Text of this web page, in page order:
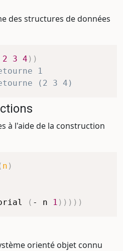
des structures de données
2 3 4 ) )
1
(2 3 4)
à l'aide de la construction
n )
( - n 1 ) ) ) ) )
orienté objet connu